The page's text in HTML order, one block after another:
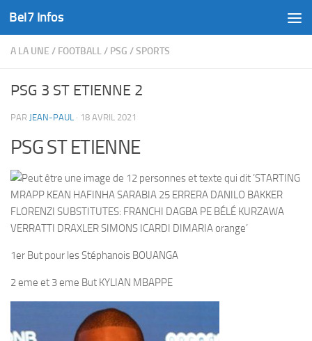
Skip to content
Bel7 Infos
A LA UNE / FOOTBALL/ PSG /SPORTS
PSG 3 ST ETIENNE 2
PAR JEAN-PAUL · 18 AVRIL 2021
PSG ST ETIENNE
1er But pour les Stéphanois BOUANGA
2 eme et 3 eme But KYLIAN MBAPPE